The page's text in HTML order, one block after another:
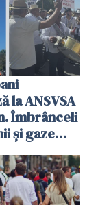
la ANSVSA
Îmbrânceli
și gaze